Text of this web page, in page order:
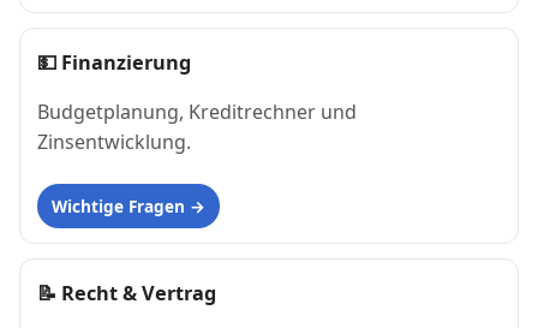
💵 Finanzierung
Budgetplanung, Kreditrechner und
Zinsentwicklung.
Wichtige Fragen
📝 Recht & Vertrag